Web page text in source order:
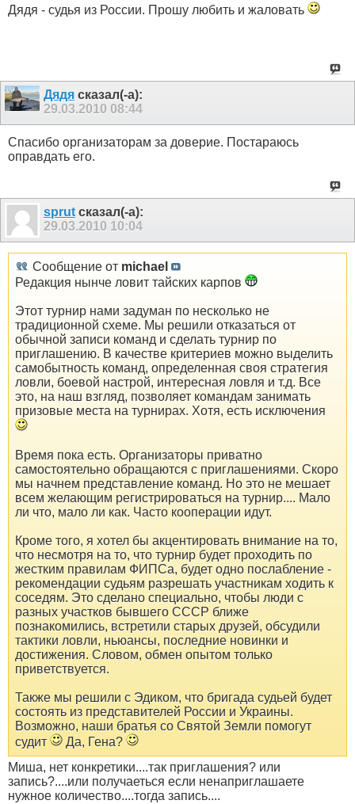
Дядя - судья из России. Прошу любить и жаловать
Дядя сказал(-а):
29.03.2010 08:44
Спасибо организаторам за доверие. Постараюсь
оправдать его.
sprut сказал(-а):
29.03.2010 10:04
Сообщение от michael
Редакция нынче ловит тайских карпов
Этот турнир нами задуман по несколько не
традиционной схеме. Мы решили отказаться от
обычной записи команд и сделать турнир по
приглашению. В качестве критериев можно выделить
самобытность команд, определенная своя стратегия
ловли, боевой настрой, интересная ловля и т.д. Все
это, на наш взгляд, позволяет командам занимать
призовые места на турнирах. Хотя, есть исключения
Время пока есть. Организаторы приватно
самостоятельно обращаются с приглашениями. Скоро
мы начнем представление команд. Но это не мешает
всем желающим регистрироваться на турнир.... Мало
ли что, мало ли как. Часто кооперации идут.
Кроме того, я хотел бы акцентировать внимание на то,
что несмотря на то, что турнир будет проходить по
жестким правилам ФИПСа, будет одно послабление -
рекомендации судьям разрешать участникам ходить к
соседям. Это сделано специально, чтобы люди с
разных участков бывшего СССР ближе
познакомились, встретили старых друзей, обсудили
тактики ловли, ньюансы, последние новинки и
достижения. Словом, обмен опытом только
приветствуется.
Также мы решили с Эдиком, что бригада судьей будет
состоять из представителей России и Украины.
Возможно, наши братья со Святой Земли помогут
судит
Да, Гена?
Миша, нет конкретики....так приглашения? или
запись?....или получаеться если ненаприглашаете
нужное количество....тогда запись....